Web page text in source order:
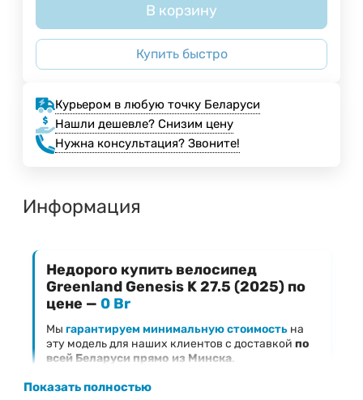
В корзину
Купить быстро
Курьером в любую точку Беларуси
Нашли дешевле? Снизим цену
Нужна консультация? Звоните!
Информация
Недорого купить велосипед
Greenland Genesis K 27.5 (2025) по
цене — 0 Br
Мы гарантируем минимальную стоимость на
эту модель для наших клиентов с доставкой по
всей Беларуси прямо из Минска.
Ключевые преимущества предложения
Показать полностью